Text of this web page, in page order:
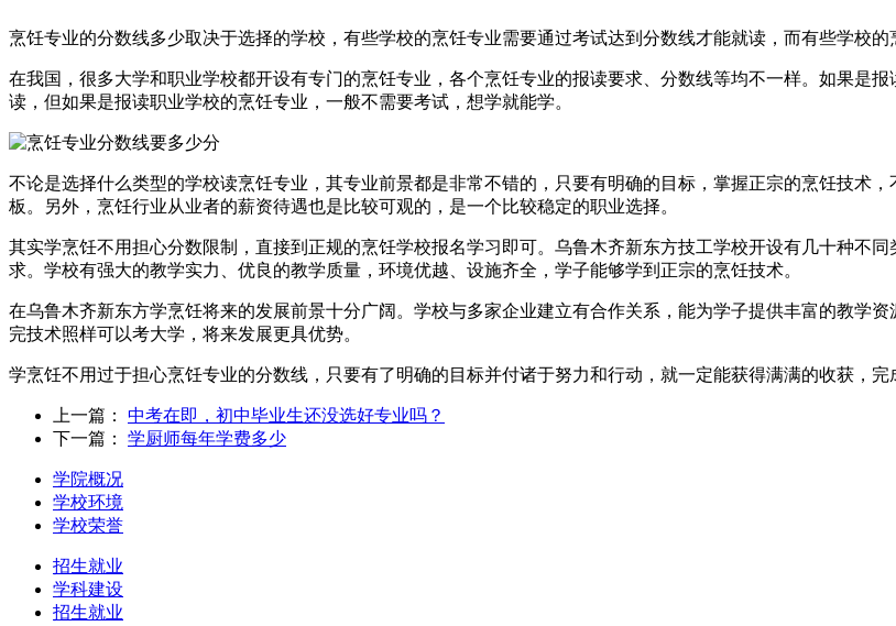
烹饪专业的分数线多少取决于选择的学校，有些学校的烹饪专业需要通过考试达到分数线才能就读，而有些学校
在我国，很多大学和职业学校都开设有专门的烹饪专业，各个烹饪专业的报读要求、分数线等均不一样。如果是
读，但如果是报读职业学校的烹饪专业，一般不需要考试，想学就能学。
不论是选择什么类型的学校读烹饪专业，其专业前景都是非常不错的，只要有明确的目标，掌握正宗的烹饪技术
板。另外，烹饪行业从业者的薪资待遇也是比较可观的，是一个比较稳定的职业选择。
其实学烹饪不用担心分数限制，直接到正规的烹饪学校报名学习即可。乌鲁木齐新东方技工学校开设有几十种不
求。学校有强大的教学实力、优良的教学质量，环境优越、设施齐全，学子能够学到正宗的烹饪技术。
在乌鲁木齐新东方学烹饪将来的发展前景十分广阔。学校与多家企业建立有合作关系，能为学子提供丰富的教学
完技术照样可以考大学，将来发展更具优势。
学烹饪不用过于担心烹饪专业的分数线，只要有了明确的目标并付诸于努力和行动，就一定能获得满满的收获，完
上一篇： 中考在即，初中毕业生还没选好专业吗？
下一篇： 学厨师每年学费多少
学院概况
学校环境
学校荣誉
招生就业
学科建设
招生就业